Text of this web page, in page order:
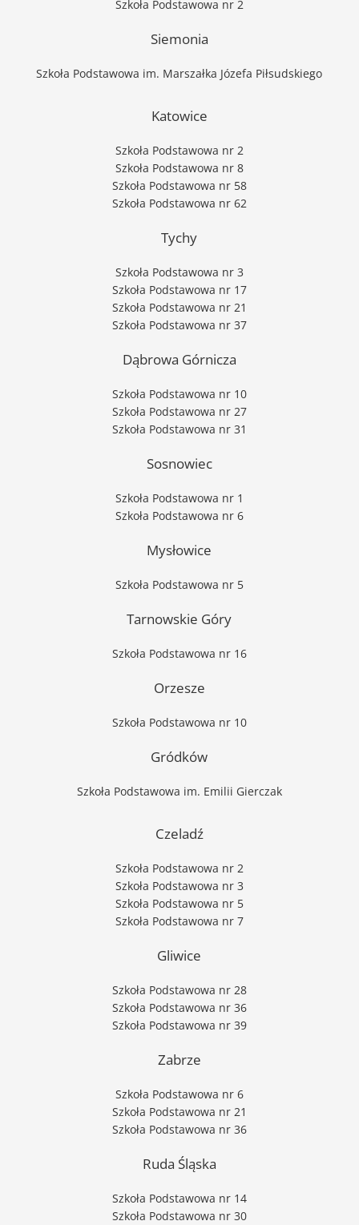
Szkoła Podstawowa nr 2
Siemonia
Szkoła Podstawowa im. Marszałka Józefa Piłsudskiego
Katowice
Szkoła Podstawowa nr 2
Szkoła Podstawowa nr 8
Szkoła Podstawowa nr 58
Szkoła Podstawowa nr 62
Tychy
Szkoła Podstawowa nr 3
Szkoła Podstawowa nr 17
Szkoła Podstawowa nr 21
Szkoła Podstawowa nr 37
Dąbrowa Górnicza
Szkoła Podstawowa nr 10
Szkoła Podstawowa nr 27
Szkoła Podstawowa nr 31
Sosnowiec
Szkoła Podstawowa nr 1
Szkoła Podstawowa nr 6
Mysłowice
Szkoła Podstawowa nr 5
Tarnowskie Góry
Szkoła Podstawowa nr 16
Orzesze
Szkoła Podstawowa nr 10
Gródków
Szkoła Podstawowa im. Emilii Gierczak
Czeladź
Szkoła Podstawowa nr 2
Szkoła Podstawowa nr 3
Szkoła Podstawowa nr 5
Szkoła Podstawowa nr 7
Gliwice
Szkoła Podstawowa nr 28
Szkoła Podstawowa nr 36
Szkoła Podstawowa nr 39
Zabrze
Szkoła Podstawowa nr 6
Szkoła Podstawowa nr 21
Szkoła Podstawowa nr 36
Ruda Śląska
Szkoła Podstawowa nr 14
Szkoła Podstawowa nr 30